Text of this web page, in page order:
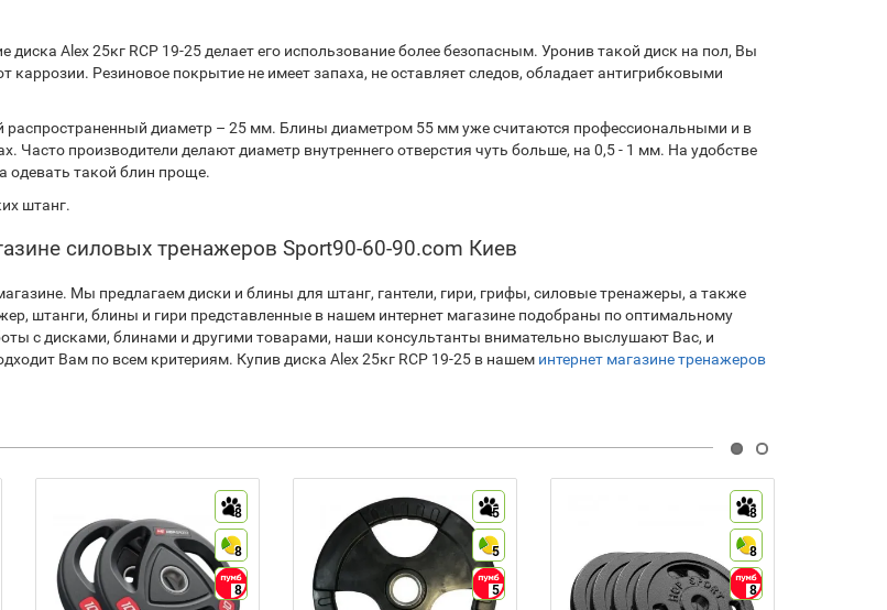
Alex 25кг RCP 19-25 делает его использование более безопасным. Уронив такой диск на пол, Вы
Резиновое покрытие не имеет запаха, не оставляет следов, обладает антигрибковыми
диаметр – 25 мм. Блины диаметром 55 мм уже считаются профессиональными и в
производители делают диаметр внутреннего отверстия чуть больше, на 0,5 - 1 мм. На удобстве
одевать такой блин проще.
штанг.
силовых тренажеров Sport90-60-90.com Киев
Мы предлагаем диски и блины для штанг, гантели, гири, грифы, силовые тренажеры, а также
штанги, блины и гири представленные в нашем интернет магазине подобраны по оптимальному
с дисками, блинами и другими товарами, наши консультанты внимательно выслушают Вас, и
Вам по всем критериям. Купив диска Alex 25кг RCP 19-25 в нашем интернет магазине тренажеров
8
8
8
5
5
5
8
8
8